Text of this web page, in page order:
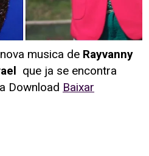
musica de Rayvanny
que ja se encontra
Download Baixar